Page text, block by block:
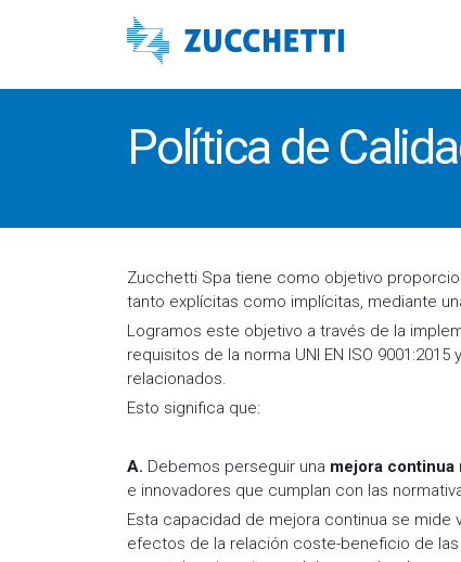
Política de
Zucchetti Spa tiene como objetivo
tanto explícitas como implícitas, mediante
Logramos este objetivo a través de la
requisitos de la norma UNI EN ISO
relacionados.
Esto significa que:
A. Debemos perseguir una mejora continua
e innovadores que cumplan con las
Esta capacidad de mejora continua se
efectos de la relación coste-beneficio de